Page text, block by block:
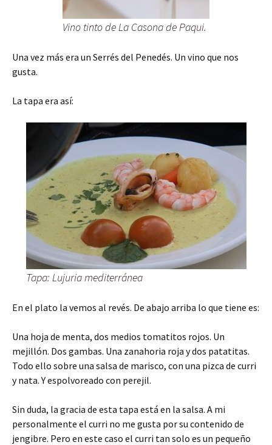
Vino tinto de La Casona de Paqui.
Una vez más era un Serrés del Penedés. Un vino que nos
gusta.
La tapa era así:
Tapa: Lujuria mediterránea
En el plato la vemos al revés. De abajo arriba lo que tiene es:
Una hoja de menta, dos medios tomatitos rojos. Un
mejillón. Dos gambas. Una zanahoria roja y dos patatitas.
Todo ello sobre una salsa de marisco, con una pizca de curri
y nata. Y espolvoreado con perejil.
Sin duda, la gracia de esta tapa está en la salsa. A mi
personalmente el curri no me gusta por su contenido de
jengibre. Pero en este caso el curri tan solo es un pequeño